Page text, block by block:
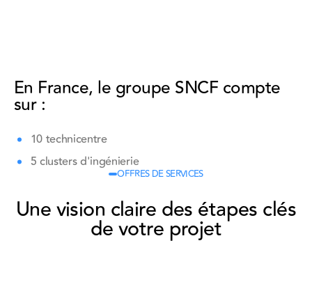
En France, le groupe SNCF compte
sur :
10 technicentre
5 clusters d'ingénierie
OFFRES DE SERVICES
Une vision claire des étapes clés
de votre projet